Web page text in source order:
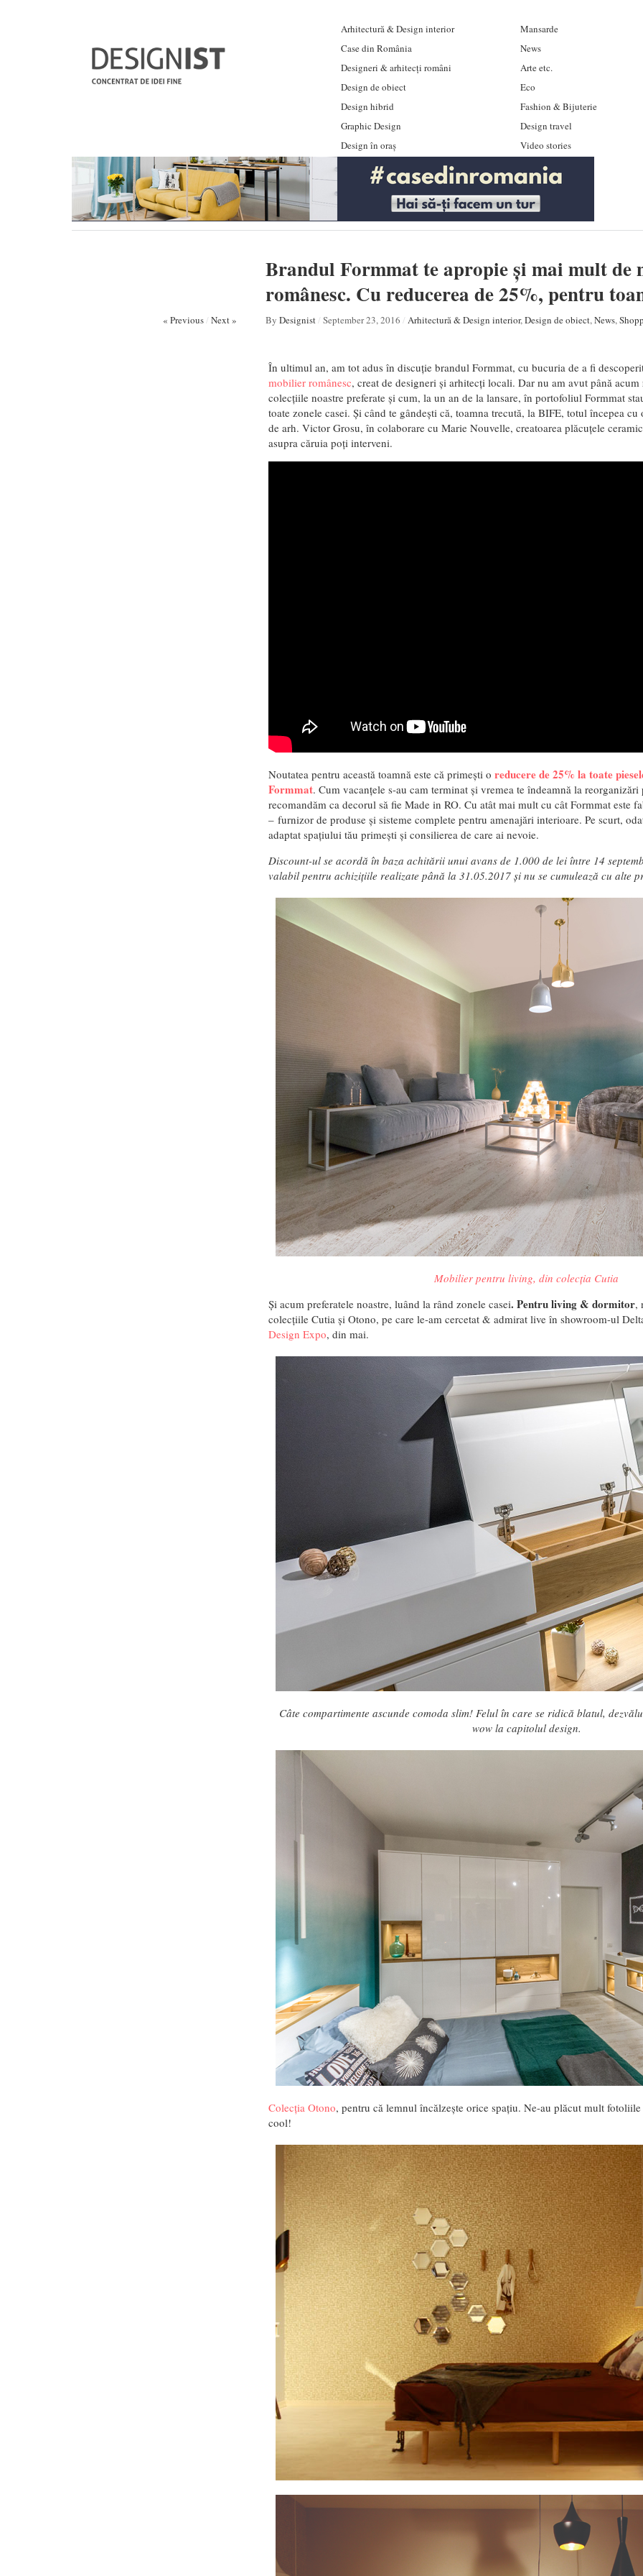
Arhitectură & Design interior
Case din România
Designeri & arhitecți români
Design de obiect
Design hibrid
Graphic Design
Design în oraș
Mansarde
News
Arte etc.
Eco
Fashion & Bijuterie
Design travel
Video stories
Brandul Formmat te apropie și mai mult de
românesc. Cu reducerea de 25%, pentru
« Previous/ Next » By Designist/ September 23, 2016 / Arhitectură & Design interior,Design de obiect,News,
În ultimul an, am tot adus în discuție brandul Formmat, cu bucuria de a fi
mobilier românesc, creat de designeri și arhitecți locali. Dar nu am avut până acum
colecțiile noastre preferate și cum, la un an de la lansare, în portofoliul Formmat
toate zonele casei. Și când te gândești că, toamna trecută, la BIFE, totul începea cu
de arh. Victor Grosu, în colaborare cu Marie Nouvelle, creatoarea plăcuțele
asupra căruia poți interveni.
Noutatea pentru această toamnă este că primești o reducere de 25% la toate
Formmat. Cum vacanțele s-au cam terminat și vremea te îndeamnă la reorganizări
recomandăm ca decorul să fie Made in RO. Cu atât mai mult cu cât Formmat este
– furnizor de produse și sisteme complete pentru amenajări interioare. Pe scurt,
adaptat spațiului tău primești și consilierea de care ai nevoie.
Discount-ul se acordă în baza achitării unui avans de 1.000 de lei între 14
valabil pentru achizițiile realizate până la 31.05.2017 și nu se cumulează cu alte
Mobilier pentru living, din colecția Cutia
Și acum preferatele noastre, luând la rând zonele casei. Pentru living & dormitor,
colecțiile Cutia și Otono, pe care le-am cercetat & admirat live în showroom-ul
Design Expo, din mai.
Câte compartimente ascunde comoda slim! Felul în care se ridică blatul,
wow la capitolul design.
Colecția Otono, pentru că lemnul încălzește orice spațiu. Ne-au plăcut mult
cool!